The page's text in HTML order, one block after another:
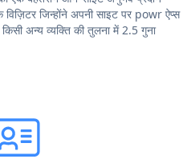
जिन्होंने अपनी साइट पर powr ऐप्स
अन्य व्यक्ति की तुलना में 2.5 गुना